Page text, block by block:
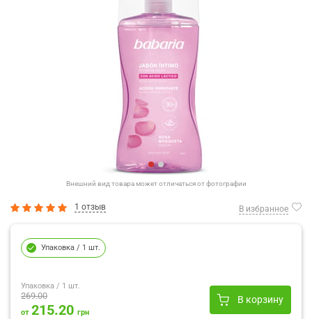
Внешний вид товара может отличаться от фотографии
1 отзыв В избранное
Упаковка / 1 шт.
Упаковка / 1 шт.
269.00
от 215.20 грн
В корзину